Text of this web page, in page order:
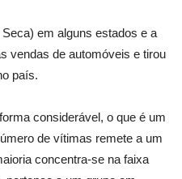
em alguns estados e a
vendas de automóveis e tirou
país.
considerável, o que é um
de vítimas remete a um
concentra-se na faixa